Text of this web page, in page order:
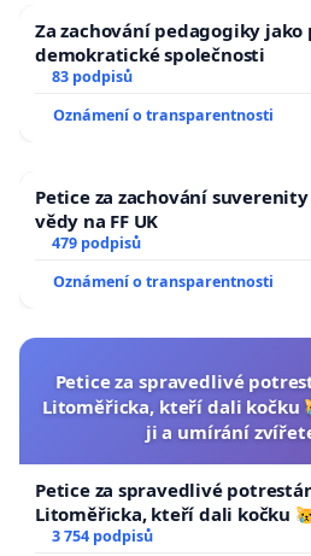
Za zachování pedagogiky
demokratické společnosti
83 podpisů
Oznámení o transparentnosti
Petice za zachování
vědy na FF UK
479 podpisů
Oznámení o transparentnosti
Petice za spravedlivé
Litoměřicka, kteří dali kočku
ji a umírání
Petice za spravedlivé
Litoměřicka, kteří dali kočku
a umírání zvířete natočili.
3 754 podpisů